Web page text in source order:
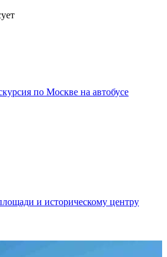
по Москве на автобусе
и историческому центру